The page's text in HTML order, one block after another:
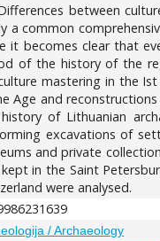
between
a common
it becomes clear that
of the history of the
mastering in the
Age and
of Lithuanian
excavations of
and private
in the Saint
were analysed.
/ Archaeology